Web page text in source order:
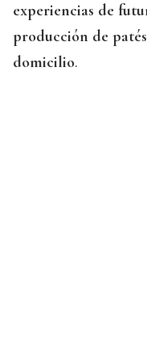
experiencias de
producción de patés
domicilio.